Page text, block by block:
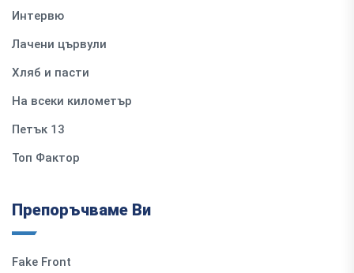
Интервю
Лачени цървули
Хляб и пасти
На всеки километър
Петък 13
Топ Фактор
Препоръчваме Ви
Fake Front